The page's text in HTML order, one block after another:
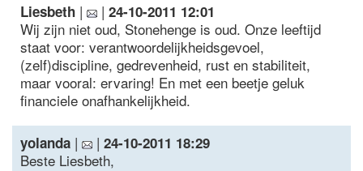
Liesbeth | | 24-10-2011 12:01
Wij zijn niet oud, Stonehenge is oud. Onze leeftijd
staat voor: verantwoordelijkheidsgevoel,
(zelf)discipline, gedrevenheid, rust en stabiliteit,
maar vooral: ervaring! En met een beetje geluk
financiele onafhankelijkheid.
yolanda | | 24-10-2011 18:29
Beste Liesbeth,